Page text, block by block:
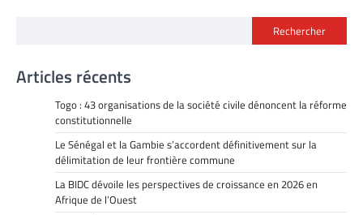
Rechercher
Articles récents
Togo : 43 organisations de la société civile dénoncent la réforme
constitutionnelle
Le Sénégal et la Gambie s’accordent définitivement sur la
délimitation de leur frontière commune
La BIDC dévoile les perspectives de croissance en 2026 en
Afrique de l’Ouest